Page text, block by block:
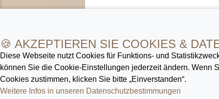
🍪 AKZEPTIEREN SIE COOKIES &
Diese Webseite nutzt Cookies für Funktions- und
können Sie die Cookie-Ein­stellungen jederzeit ändern. Wenn
Cookies zustimmen, klicken Sie bitte „Einverstanden“.
Weitere Infos in unseren Datenschutz­bestimmungen